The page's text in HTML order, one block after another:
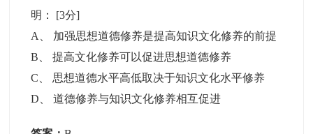
明： [3分]
A
加强思想道德修养是提高知识文化修养的前提
B 、提高文化修养可以促进思想道德修养
C
思想道德水平高低取决于知识文化水平修养
D 、道德修养与知识文化修养相互促进